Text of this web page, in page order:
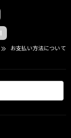
お支払い方法について